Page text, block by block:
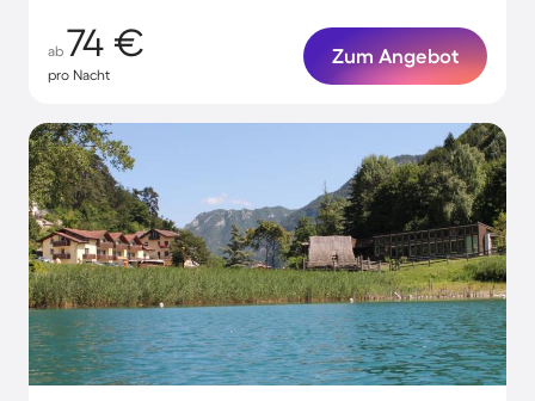
ab 74 €
pro Nacht
Zum Angebot